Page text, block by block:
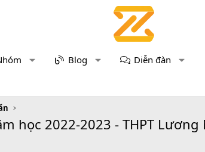
Blog Diễn đàn
học 2022-2023 - THPT